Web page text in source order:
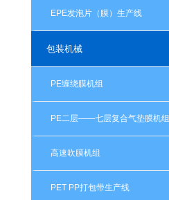
EPE发泡片（膜）生产线
包装机械
PE缠绕膜机组
PE二层——七层复合气垫膜机组
高速吹膜机组
PET PP打包带生产线